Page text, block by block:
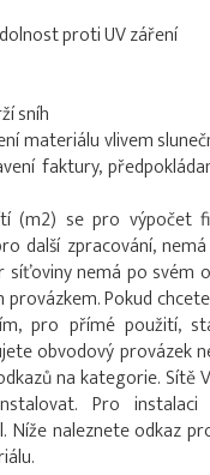
proti UV záření
sníh
materiálu vlivem
faktury,
(m2) se pro výpočet
další zpracování,
síťoviny nemá po svém
Pokud
pro přímé použití,
obvodový provázek
na kategorie. Sítě
Pro
Níže naleznete odkaz